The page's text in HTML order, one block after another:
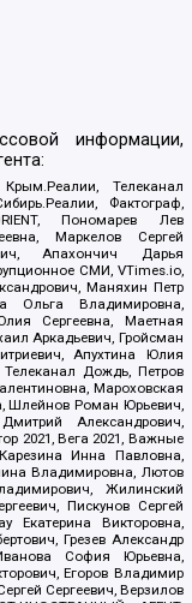
информации,
Телеканал
Фактограф,
Пономарев Лев
Маркелов Сергей
Апахончич Дарья
СМИ, VTimes.io,
Маняхин Петр
Ольга Владимировна,
Сергеевна, Маетная
Аркадьевич, Гройсман
Апухтина Юлия
Телеканал Дождь, Петров
Мароховская
Шлейнов Роман Юрьевич,
Александрович,
2021, Вега 2021, Важные
Инна Павловна,
Владимировна, Лютов
Жилинский
Пискунов Сергей
Екатерина Викторовна,
Грезев Александр
София Юрьевна,
Егоров Владимир
Сергеевич, Верзилов